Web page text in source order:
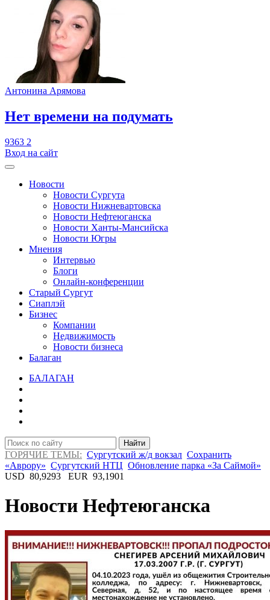
Антонина Арямова
​Нет времени на подумать
9363 2
Вход на сайт
Новости
Новости Сургута
Новости Нижневартовска
Новости Нефтеюганска
Новости Ханты-Мансийска
Новости Югры
Мнения
Интервью
Блоги
Онлайн-конференции
Старый Сургут
Сиаплэй
Бизнес
Компании
Недвижимость
Новости бизнеса
Балаган
БАЛАГАН
Найти
ГОРЯЧИЕ ТЕМЫ: Сургутский ж/д вокзал Сохранить
«Аврору» Сургутский НТЦ Обновление парка «За Саймой»
USD 80,9293 EUR 93,1901
Новости Нефтеюганска